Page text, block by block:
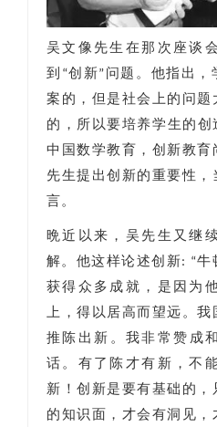
吴文像先生在那次座谈
到“创新”问题。他指出
案的，但是社会上的问题
的，所以要培养学生的创
中国数学教育，创新教育
先生提出创新的重要性，
言。
晩近以来，吴先生又继
解。他这样论述创新: “
获得众多成就，是因为
上，得以居高而望远。我
推陈出新。我非常赞成
话。有了陈才有新，不
新！创新是要有基础的，
的知识面，才会有洞见